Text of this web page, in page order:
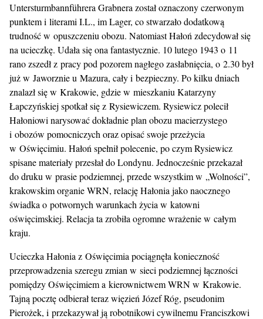
Untersturmbannführera Grabnera został oznaczony czerwonym
punktem i literami I.L., im Lager, co stwarzało dodatkową
trudność w opuszczeniu obozu. Natomiast Hałoń zdecydował się
na ucieczkę. Udała się ona fantastycznie. 10 lutego 1943 o 11
rano zszedł z pracy pod pozorem nagłego zasłabnięcia, o 2.30 był
już w Jaworznie u Mazura, cały i bezpieczny. Po kilku dniach
znalazł się w Krakowie, gdzie w mieszkaniu Katarzyny
Łapczyńskiej spotkał się z Rysiewiczem. Rysiewicz polecił
Hałoniowi narysować dokładnie plan obozu macierzystego
i obozów pomocniczych oraz opisać swoje przeżycia
w Oświęcimiu. Hałoń spełnił polecenie, po czym Rysiewicz
spisane materiały przesłał do Londynu. Jednocześnie przekazał
do druku w prasie podziemnej, przede wszystkim w „Wolności”,
krakowskim organie WRN, relację Hałonia jako naocznego
świadka o potwornych warunkach życia w katowni
oświęcimskiej. Relacja ta zrobiła ogromne wrażenie w całym
kraju.
Ucieczka Hałonia z Oświęcimia pociągnęła konieczność
przeprowadzenia szeregu zmian w sieci podziemnej łączności
pomiędzy Oświęcimiem a kierownictwem WRN w Krakowie.
Tajną pocztę odbierał teraz więzień Józef Róg, pseudonim
Pierożek, i przekazywał ją robotnikowi cywilnemu Franciszkowi